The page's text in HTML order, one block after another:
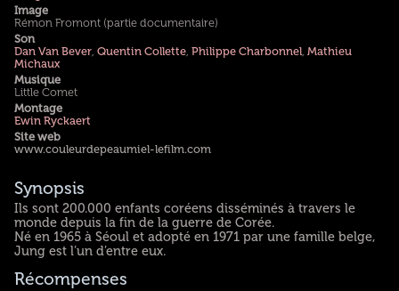
Image
Rémon Fromont (partie documentaire)
Son
Dan Van Bever, Quentin Collette, Philippe Charbonnel, Mathieu
Michaux
Musique
Little Comet
Montage
Ewin Ryckaert
Site web
www.couleurdepeaumiel-lefilm.com
Synopsis
Ils sont 200.000 enfants coréens disséminés à travers le
monde depuis la fin de la guerre de Corée.
Né en 1965 à Séoul et adopté en 1971 par une famille belge,
Jung est l’un d’entre eux.
Récompenses